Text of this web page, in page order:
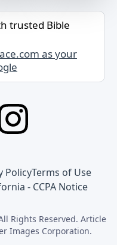
trusted Bible
as your
PolicyTerms of Use
- CCPA Notice
Rights Reserved. Article
Images Corporation.